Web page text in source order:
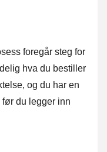
foregår steg for
hva du bestiller
og du har en
du legger inn